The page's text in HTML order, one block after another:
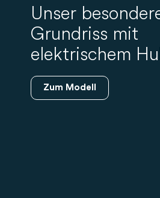
Unser
Grundriss mit
elektrischem
Zum Modell